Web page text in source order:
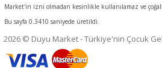
Market'in izni olmadan kesinlikle kullanılamaz ve
Bu sayfa 0.3410 saniyede üretildi.
2026 © Duyu Market - Türkiye'nin Çocuk